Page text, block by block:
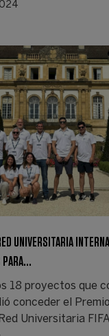
UNIVERSITARIA
18 proyectos que
conceder el Premio
Universitaria